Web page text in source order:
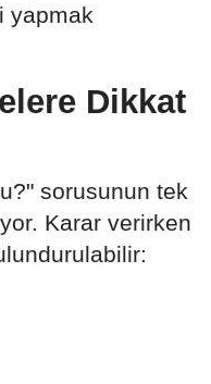
yapmak
Dikkat
sorusunun tek
Karar verirken